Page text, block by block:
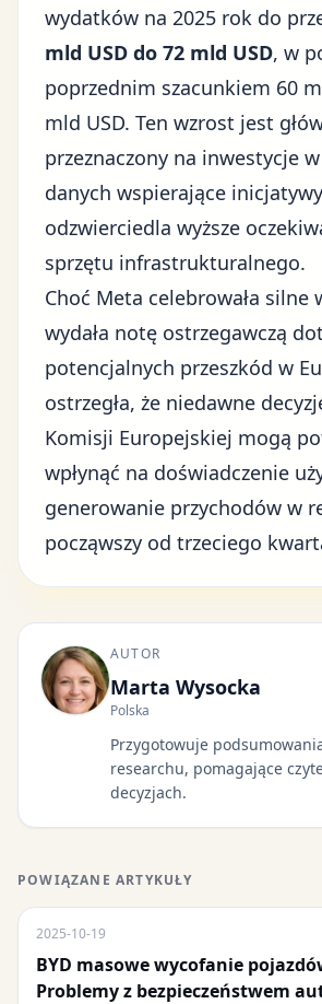
wydatków na 2025 rok do
mld USD do 72 mld USD, w
poprzednim szacunkiem 60
mld USD. Ten wzrost jest
przeznaczony na inwestycje
danych wspierające
odzwierciedla wyższe
sprzętu infrastrukturalnego.
Choć Meta celebrowała silne
wydała notę ostrzegawczą
potencjalnych przeszkód w
ostrzegła, że niedawne
Komisji Europejskiej mogą
wpłynąć na doświadczenie
generowanie przychodów w
począwszy od trzeciego
AUTOR
Marta Wysocka
Polska
Przygotowuje
researchu, pomagające
decyzjach.
POWIĄZANE ARTYKUŁY
2025-10-19
BYD masowe wycofanie
Problemy z bezpieczeństwem